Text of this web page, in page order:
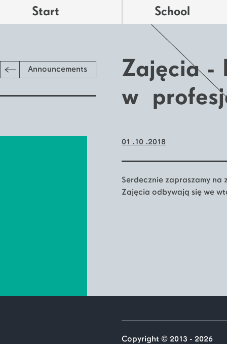
Start School
Announcements
Zajęcia -
w
01 .10 .2018
Serdecznie zapraszamy na
Zajęcia odbywają się we
Copyright © 2013 - 2026